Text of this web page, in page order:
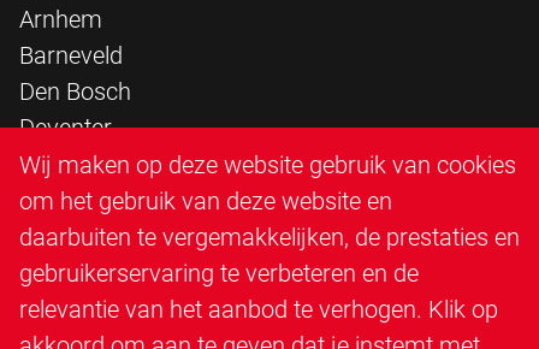
Arnhem
Barneveld
Den Bosch
Deventer
Epe
Sittard
Triangle Infra
Triangle Steigerbouw
Utrecht
Wij maken op deze website gebruik van cookies
om het gebruik van deze website en
daarbuiten te vergemakkelijken, de prestaties en
gebruikerservaring te verbeteren en de
relevantie van het aanbod te verhogen. Klik op